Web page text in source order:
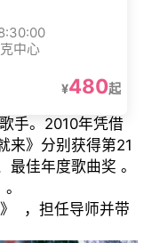
中心
¥480起
手。2010年凭借
来》分别获得第21
佳年度歌曲奖 。
，担任导师并带